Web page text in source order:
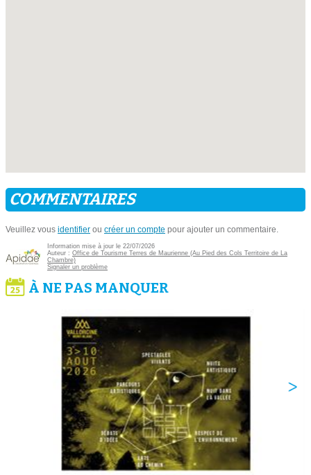
COMMENTAIRES
Veuillez vous identifier ou créer un compte pour ajouter un commentaire.
Information mise à jour le 22/07/2026
Auteur : Office de Tourisme Terres de Maurienne (Au Pied des Cols Territoire de La
Chambre)
Signaler un problème
À NE PAS MANQUER